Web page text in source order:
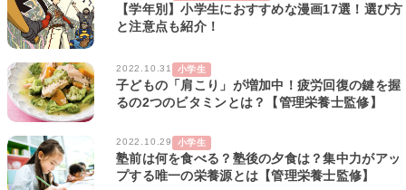
【学年別】小学生におすすめな漫画17選！選び方
と注意点も紹介！
2022.10.31 小学生
子どもの「肩こり」が増加中！疲労回復の鍵を握
るの2つのビタミンとは？【管理栄養士監修】
2022.10.29 小学生
塾前は何を食べる？塾後の夕食は？集中力がアッ
プする唯一の栄養源とは【管理栄養士監修】